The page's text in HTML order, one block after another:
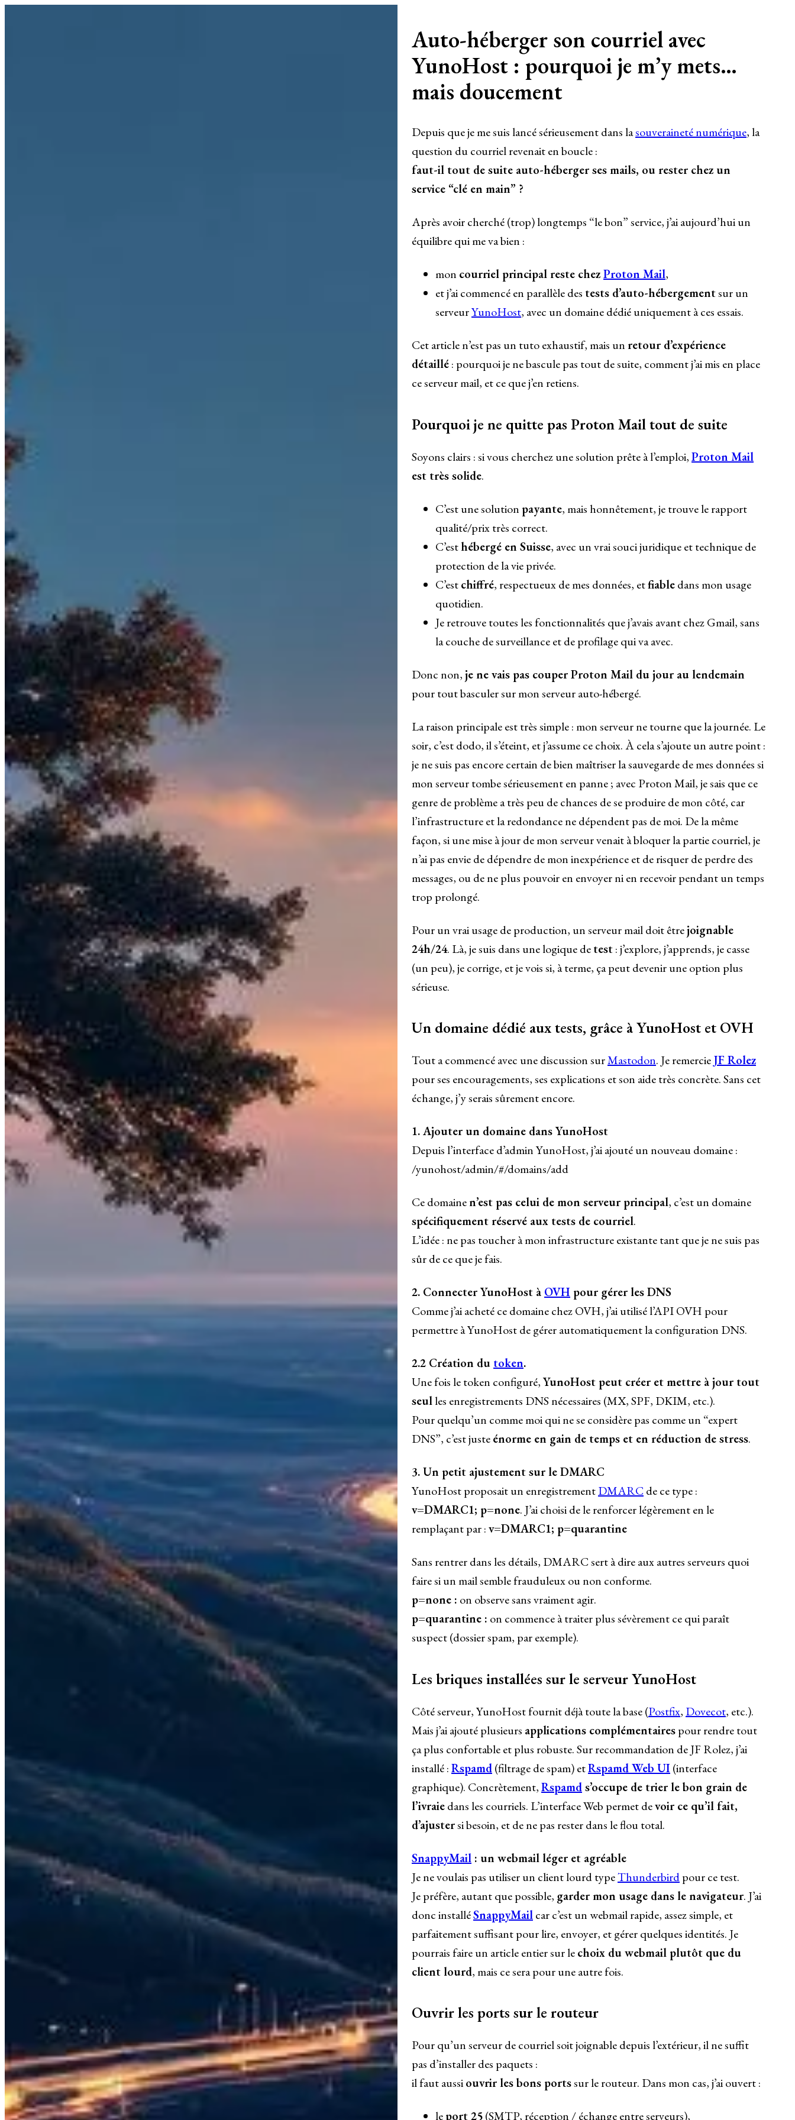
Auto-héberger son courriel avec
YunoHost : pourquoi je m’y mets…
mais doucement
Depuis que je me suis lancé sérieusement dans lasouveraineté numérique, la
question du courriel revenait en boucle :
faut-il tout de suite auto-héberger ses mails, ou rester chez un
service “clé en main” ?
Après avoir cherché (trop) longtemps “le bon” service, j’ai aujourd’hui un
équilibre qui me va bien :
mon courriel principal reste chezProton Mail,
et j’ai commencé en parallèle des tests d’auto-hébergementsur un
serveurYunoHost, avec un domaine dédié uniquement à ces essais.
Cet article n’est pas un tuto exhaustif, mais un retour d’expérience
détaillé: pourquoi je ne bascule pas tout de suite, comment j’ai mis en place
ce serveur mail, et ce que j’en retiens.
Pourquoi je ne quitte pas Proton Mail tout de suite
Soyons clairs : si vous cherchez une solution prête à l’emploi,Proton Mail
est très solide.
C’est une solution payante, mais honnêtement, je trouve le rapport
qualité/prix très correct.
C’esthébergé en Suisse, avec un vrai souci juridique et technique de
protection de la vie privée.
C’estchiffré, respectueux de mes données, etfiabledans mon usage
quotidien.
Je retrouve toutes les fonctionnalités que j’avais avant chez Gmail, sans
la couche de surveillance et de profilage qui va avec.
Donc non,je ne vais pas couper Proton Mail du jour au lendemain
pour tout basculer sur mon serveur auto-hébergé.
La raison principale est très simple : mon serveur ne tourne que la journée. Le
soir, c’est dodo, il s’éteint, et j’assume ce choix. À cela s’ajoute un autre point :
je ne suis pas encore certain de bien maîtriser la sauvegarde de mes données si
mon serveur tombe sérieusement en panne ; avec Proton Mail, je sais que ce
genre de problème a très peu de chances de se produire de mon côté, car
l’infrastructure et la redondance ne dépendent pas de moi. De la même
façon, si une mise à jour de mon serveur venait à bloquer la partie courriel, je
n’ai pas envie de dépendre de mon inexpérience et de risquer de perdre des
messages, ou de ne plus pouvoir en envoyer ni en recevoir pendant un temps
trop prolongé.
Pour un vrai usage de production, un serveur mail doit êtrejoignable
24h/24. Là, je suis dans une logique detest: j’explore, j’apprends, je casse
(un peu), je corrige, et je vois si, à terme, ça peut devenir une option plus
sérieuse.
Un domaine dédié aux tests, grâce à YunoHost et OVH
Tout a commencé avec une discussion surMastodon. Je remercieJF Rolez
pour ses encouragements, ses explications et son aide très concrète. Sans cet
échange, j’y serais sûrement encore.
1. Ajouter un domaine dans YunoHost
Depuis l’interface d’admin YunoHost, j’ai ajouté un nouveau domaine :
/yunohost/admin/#/domains/add
Ce domainen’est pas celui de mon serveur principal, c’est un domaine
spécifiquement réservé aux tests de courriel.
L’idée : ne pas toucher à mon infrastructure existante tant que je ne suis pas
sûr de ce que je fais.
2. Connecter YunoHost à OVH pour gérer les DNS
Comme j’ai acheté ce domaine chez OVH, j’ai utilisé l’API OVH pour
permettre à YunoHost de gérer automatiquement la configuration DNS.
2.2 Création du token.
Une fois le token configuré,YunoHost peut créer et mettre à jour tout
seulles enregistrements DNS nécessaires (MX, SPF, DKIM, etc.).
Pour quelqu’un comme moi qui ne se considère pas comme un “expert
DNS”, c’est justeénorme en gain de temps et en réduction de stress.
3. Un petit ajustement sur le DMARC
YunoHost proposait un enregistrementDMARC de ce type :
v=DMARC1; p=none. J’ai choisi de le renforcer légèrement en le
remplaçant par :v=DMARC1; p=quarantine
Sans rentrer dans les détails, DMARC sert à dire aux autres serveurs quoi
faire si un mail semble frauduleux ou non conforme.
p=none : on observe sans vraiment agir.
p=quarantine : on commence à traiter plus sévèrement ce qui paraît
suspect (dossier spam, par exemple).
Les briques installées sur le serveur YunoHost
Côté serveur, YunoHost fournit déjà toute la base (Postfix, Dovecot, etc.).
Mais j’ai ajouté plusieurs applications complémentairespour rendre tout
ça plus confortable et plus robuste. Sur recommandation de JF Rolez, j’ai
installé :Rspamd(filtrage de spam) etRspamd Web UI(interface
graphique). Concrètement,Rspamds’occupe de trier le bon grain de
l’ivraiedans les courriels. L’interface Web permet devoir ce qu’il fait,
d’ajustersi besoin, et de ne pas rester dans le flou total.
SnappyMail : un webmail léger et agréable
Je ne voulais pas utiliser un client lourd typeThunderbirdpour ce test.
Je préfère, autant que possible, garder mon usage dans le navigateur. J’ai
donc installéSnappyMailcar c’est un webmail rapide, assez simple, et
parfaitement suffisant pour lire, envoyer, et gérer quelques identités. Je
pourrais faire un article entier sur lechoix du webmail plutôt que du
client lourd, mais ce sera pour une autre fois.
Ouvrir les ports sur le routeur
Pour qu’un serveur de courriel soit joignable depuis l’extérieur, il ne suffit
pas d’installer des paquets :
il faut aussiouvrir les bons portssur le routeur. Dans mon cas, j’ai ouvert :
leport 25(SMTP, réception / échange entre serveurs),